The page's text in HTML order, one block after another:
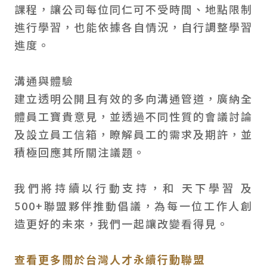
課程，讓公司每位同仁可不受時間、地點限制
進行學習，也能依據各自情況，自行調整學習
進度。
溝通與體驗
建立透明公開且有效的多向溝通管道，廣納全
體員工寶貴意見，並透過不同性質的會議討論
及設立員工信箱，瞭解員工的需求及期許，並
積極回應其所關注議題。
我們將持續以行動支持，和 天下學習 及
500+聯盟夥伴推動倡議，為每一位工作人創
造更好的未來，我們一起讓改變看得見。
查看更多關於台灣人才永續行動聯盟